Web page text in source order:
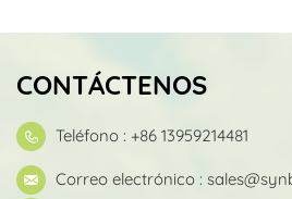
CONTÁCTENOS
Teléfono : +86 13959214481
Correo electrónico :